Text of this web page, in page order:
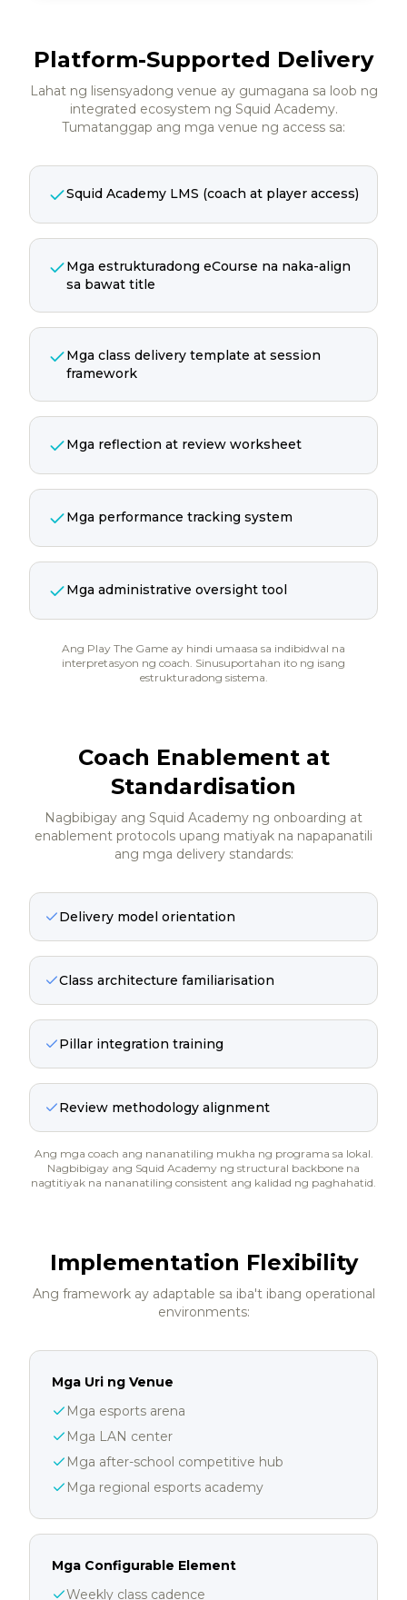
Platform-Supported Delivery
Lahat ng lisensyadong venue ay gumagana sa loob ng
integrated ecosystem ng Squid Academy.
Tumatanggap ang mga venue ng access sa:
Squid Academy LMS (coach at player access)
Mga estrukturadong eCourse na naka-align
sa bawat title
Mga class delivery template at session
framework
Mga reflection at review worksheet
Mga performance tracking system
Mga administrative oversight tool
Ang Play The Game ay hindi umaasa sa indibidwal na
interpretasyon ng coach. Sinusuportahan ito ng isang
estrukturadong sistema.
Coach Enablement at
Standardisation
Nagbibigay ang Squid Academy ng onboarding at
enablement protocols upang matiyak na napapanatili
ang mga delivery standards:
Delivery model orientation
Class architecture familiarisation
Pillar integration training
Review methodology alignment
Ang mga coach ang nananatiling mukha ng programa sa lokal.
Nagbibigay ang Squid Academy ng structural backbone na
nagtitiyak na nananatiling consistent ang kalidad ng paghahatid.
Implementation Flexibility
Ang framework ay adaptable sa iba't ibang operational
environments:
Mga Uri ng Venue
Mga esports arena
Mga LAN center
Mga after-school competitive hub
Mga regional esports academy
Mga Configurable Element
Weekly class cadence